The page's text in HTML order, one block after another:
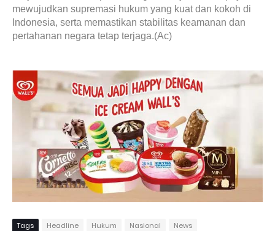
mewujudkan supremasi hukum yang kuat dan kokoh di
Indonesia, serta memastikan stabilitas keamanan dan
pertahanan negara tetap terjaga.(Ac)
Tags Headline Hukum Nasional
News